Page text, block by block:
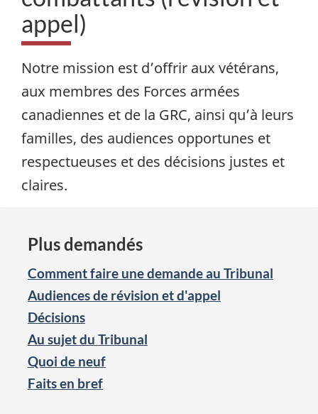
appel)
Notre mission est d’offrir aux vétérans,
aux membres des Forces armées
canadiennes et de la GRC, ainsi qu’à leurs
familles, des audiences opportunes et
respectueuses et des décisions justes et
claires.
Plus demandés
Comment faire une demande au Tribunal
Audiences de révision et d'appel
Décisions
Au sujet du Tribunal
Quoi de neuf
Faits en bref